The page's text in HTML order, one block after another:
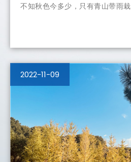
不知秋色今多少，只有青山带雨栽
2022-11-09